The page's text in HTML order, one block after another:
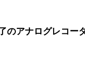
のアナログレコー